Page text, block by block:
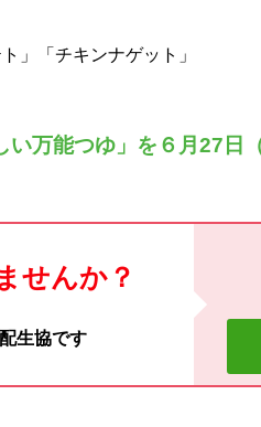
」「チキンナゲット」
万能つゆ」を６月27日
せんか？
生協です